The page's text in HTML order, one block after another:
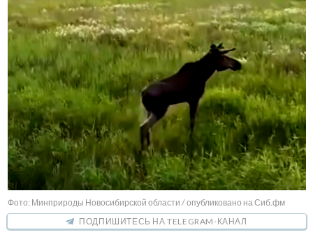
Фото: Минприроды Новосибирской области / опубликовано на Сиб.фм
ПОДПИШИТЕСЬ НА TELEGRAM-КАНАЛ